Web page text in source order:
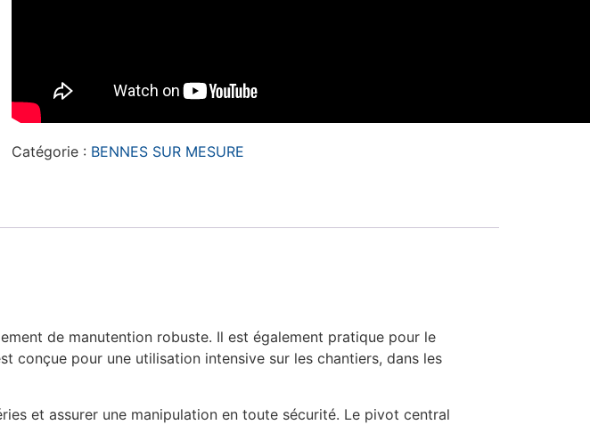
Catégorie : BENNES SUR MESURE
de manutention robuste. Il est également pratique pour le
conçue pour une utilisation intensive sur les chantiers, dans les
et assurer une manipulation en toute sécurité. Le pivot central